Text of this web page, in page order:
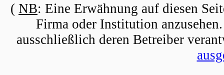
( NB: Eine Erwähnung auf diesen
Firma oder Institution
ausschließlich deren Betreiber